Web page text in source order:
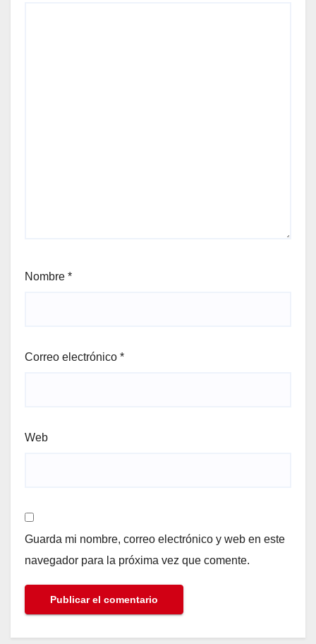
Nombre *
Correo electrónico *
Web
Guarda mi nombre, correo electrónico y web en este
navegador para la próxima vez que comente.